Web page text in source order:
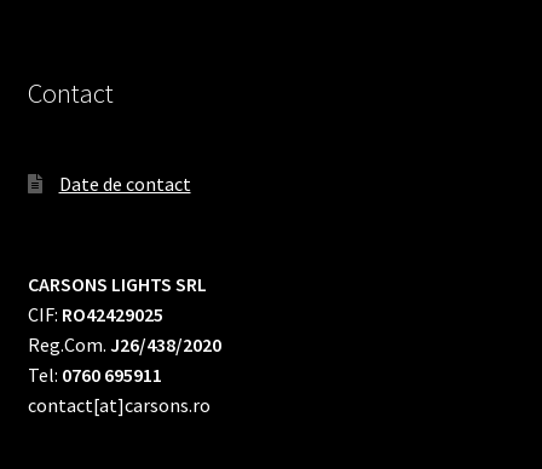
Contact
Date de contact
CARSONS LIGHTS SRL
CIF: RO42429025
Reg.Com. J26/438/2020
Tel: 0760 695911
contact[at]carsons.ro